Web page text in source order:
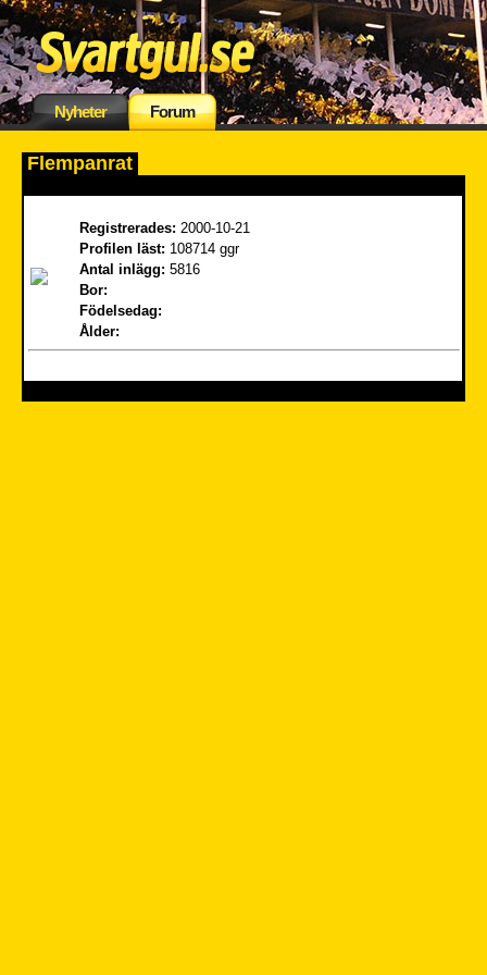
Nyheter Forum
Flempanrat
Registrerades: 2000-10-21
Profilen läst: 108714 ggr
Antal inlägg: 5816
Bor:
Födelsedag:
Ålder: